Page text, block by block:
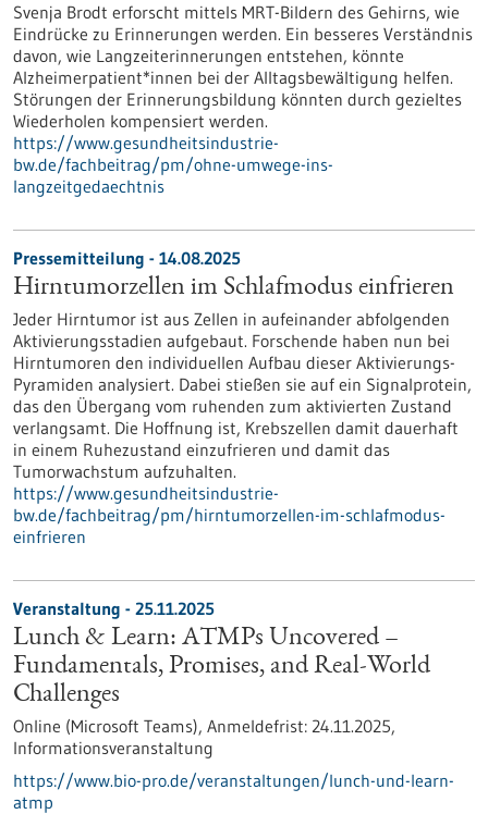
Svenja Brodt erforscht mittels MRT-Bildern des Gehirns, wie
Eindrücke zu Erinnerungen werden. Ein besseres Verständnis
davon, wie Langzeiterinnerungen entstehen, könnte
Alzheimerpatient*innen bei der Alltagsbewältigung helfen.
Störungen der Erinnerungsbildung könnten durch gezieltes
Wiederholen kompensiert werden.
https://www.gesundheitsindustrie-
bw.de/fachbeitrag/pm/ohne-umwege-ins-
langzeitgedaechtnis
Pressemitteilung - 14.08.2025
Hirntumorzellen im Schlafmodus einfrieren
Jeder Hirntumor ist aus Zellen in aufeinander abfolgenden
Aktivierungsstadien aufgebaut. Forschende haben nun bei
Hirntumoren den individuellen Aufbau dieser Aktivierungs-
Pyramiden analysiert. Dabei stießen sie auf ein Signalprotein,
das den Übergang vom ruhenden zum aktivierten Zustand
verlangsamt. Die Hoffnung ist, Krebszellen damit dauerhaft
in einem Ruhezustand einzufrieren und damit das
Tumorwachstum aufzuhalten.
https://www.gesundheitsindustrie-
bw.de/fachbeitrag/pm/hirntumorzellen-im-schlafmodus-
einfrieren
Veranstaltung - 25.11.2025
Lunch & Learn: ATMPs Uncovered –
Fundamentals, Promises, and Real-World
Challenges
Online (Microsoft Teams), Anmeldefrist: 24.11.2025,
Informationsveranstaltung
https://www.bio-pro.de/veranstaltungen/lunch-und-learn-
atmp